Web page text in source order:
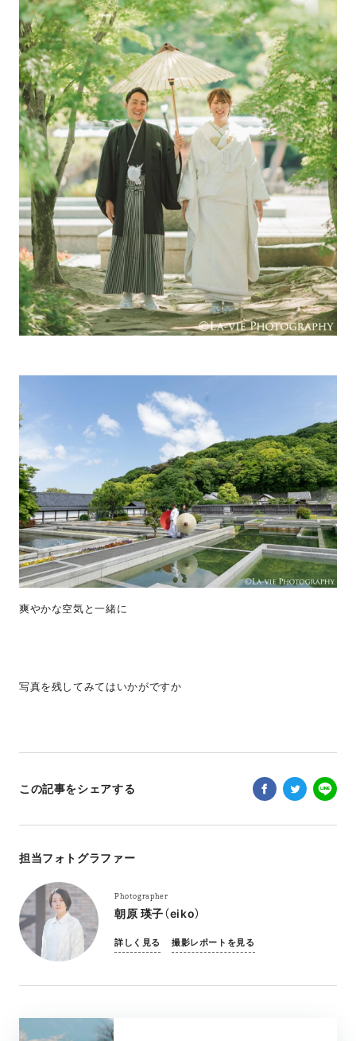
爽やかな空気と一緒に
写真を残してみてはいかがですか
この記事をシェアする
担当フォトグラファー
Photographer
朝原 瑛子（eiko）
詳しく見る 撮影レポートを見る